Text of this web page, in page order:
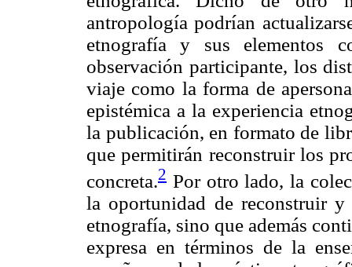
antropología podrían
etnografía y sus elementos
observación participante, los
viaje como la forma de
epistémica a la experiencia
la publicación, en formato de
que permitirán reconstruir los
concreta.2 Por otro lado, la
la oportunidad de reconstruir
etnografía, sino que además
expresa en términos de la